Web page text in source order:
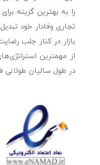
را به بهترین گزینه
تجاری وفادار خود
بازار در کنار جلب
از مهمترین
در طول سالیان